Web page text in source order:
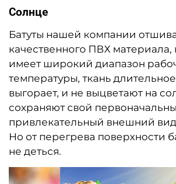
Солнце
Батуты нашей компании
качественного ПВХ материала,
имеет широкий диапазон
температуры, ткань
выгорает, и не выцветают на
сохраняют свой
привлекательный внешний
Но от перегрева поверхности
не деться.